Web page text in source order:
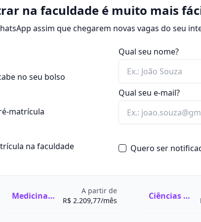
e estágios
produção e
em inspeção de
de extensão e
são fundamentais, pois
medicina veterinária,
segurança e
daEstácio, Alessandra
em animais,
também atua na
para saúde pública
científica e inspeção de
Veterinária
na faculdade é muito mais
assim que chegarem novas vagas do seu
no seu bolso
matrícula
na faculdade
Qual seu nome?
Qual seu e-mail?
Quero ser
Medicina Veterinária
A partir de
R$ 2.209,77/mês
Ciências Contábeis